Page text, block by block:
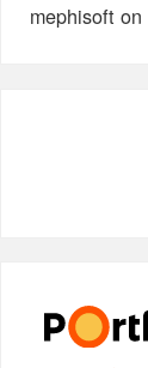
mephisoft on